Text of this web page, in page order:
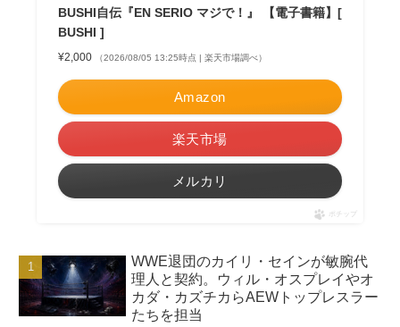
BUSHI自伝『EN SERIO マジで！』 【電子書籍】[
BUSHI ]
¥2,000 （2026/08/05 13:25時点 | 楽天市場調べ）
Amazon
楽天市場
メルカリ
ポチップ
WWE退団のカイリ・セインが敏腕代
理人と契約。ウィル・オスプレイやオ
カダ・カズチカらAEWトップレスラー
たちを担当